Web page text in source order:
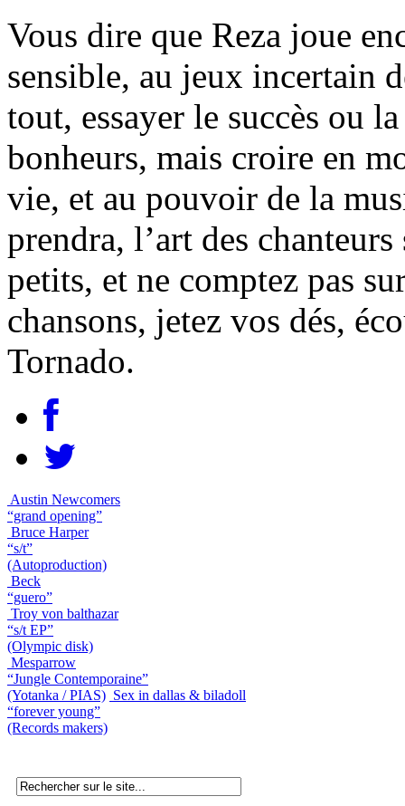
Vous dire que Reza joue
sensible, au jeux incertain
tout, essayer le succès ou
bonheurs, mais croire en
vie, et au pouvoir de la
prendra, l’art des
petits, et ne comptez pas
chansons, jetez vos dés,
Tornado.
Austin Newcomers
“grand opening”
Bruce Harper
“s/t”
(Autoproduction)
Beck
“guero”
Troy von balthazar
“s/t EP”
(Olympic disk)
Mesparrow
“Jungle Contemporaine”
(Yotanka / PIAS) Sex in dallas & biladoll
“forever young”
(Records makers)